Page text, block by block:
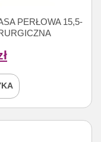
PERŁOWA 15,5-